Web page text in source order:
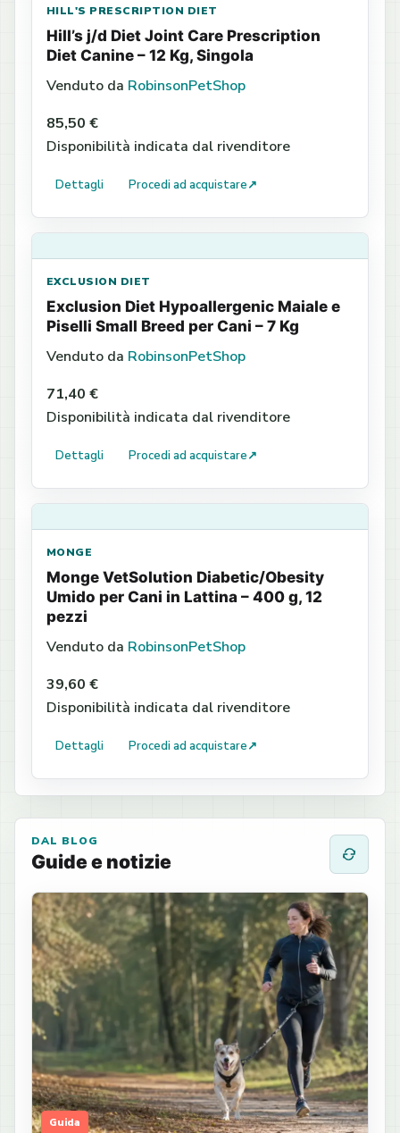
HILL'S PRESCRIPTION DIET
Hill’s j/d Diet Joint Care Prescription
Diet Canine – 12 Kg, Singola
Venduto da RobinsonPetShop
85,50 €
Disponibilità indicata dal rivenditore
Dettagli Procedi ad acquistare↗
EXCLUSION DIET
Exclusion Diet Hypoallergenic Maiale e
Piselli Small Breed per Cani – 7 Kg
Venduto da RobinsonPetShop
71,40 €
Disponibilità indicata dal rivenditore
Dettagli Procedi ad acquistare↗
MONGE
Monge VetSolution Diabetic/Obesity
Umido per Cani in Lattina – 400 g, 12
pezzi
Venduto da RobinsonPetShop
39,60 €
Disponibilità indicata dal rivenditore
Dettagli Procedi ad acquistare↗
DAL BLOG
Guide e notizie
Guida